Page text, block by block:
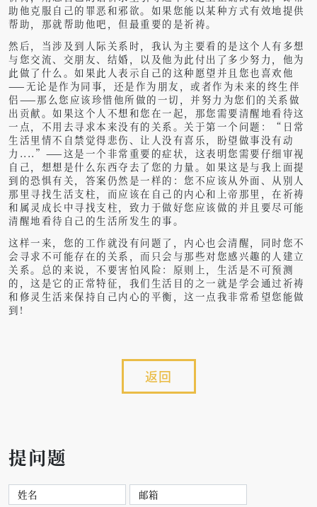
助他克服自己的罪恶和邪欲。如果您能以某种方式有效地提供
帮助，那就帮助他吧，但最重要的是祈祷。
然后，当涉及到人际关系时，我认为主要看的是这个人有多想
与您交流、交朋友、结婚，以及他为此付出了多少努力，他为
此做了什么。如果此人表示自己的这种愿望并且您也喜欢他
——无论是作为同事，还是作为朋友，或者作为未来的终生伴
侣——那么您应该珍惜他所做的一切，并努力为您们的关系做
出贡献。如果这个人不想和您在一起，那您需要清醒地看待这
一点，不用去寻求本来没有的关系。 关于第一个问题：“日常
生活里情不自禁觉得悲伤、让人没有喜乐，盼望做事没有动
力....”——这是一个非常重要的症状，这表明您需要仔细审视
自己，想想是什么东西夺去了您的力量。如果这是与我上面提
到的恐惧有关，答案仍然是一样的：您不应该从外面、从别人
那里寻找生活支柱，而应该在自己的内心和上帝那里，在祈祷
和属灵成长中寻找支柱，致力于做好您应该做的并且要尽可能
清醒地看待自己的生活所发生的事。
这样一来，您的工作就没有问题了，内心也会清醒，同时您不
会寻求不可能存在的关系，而只会与那些对您感兴趣的人建立
关系。 总的来说，不要害怕风险：原则上，生活是不可预测
的，这是它的正常特征，我们生活目的之一就是学会通过祈祷
和修灵生活来保持自己内心的平衡，这一点我非常希望您能做
到!
返回
提问题